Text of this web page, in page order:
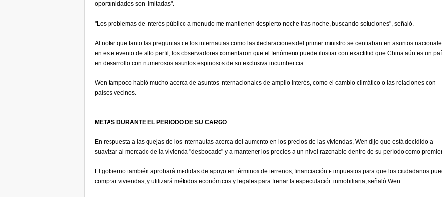
oportunidades son limitadas".
"Los problemas de interés público a menudo me mantienen despierto noche tras noche, buscando soluciones", señaló.
Al notar que tanto las preguntas de los internautas como las declaraciones del primer ministro se centraban en asuntos
en este evento de alto perfil, los observadores comentaron que el fenómeno puede ilustrar con exactitud que China aún es un
en desarrollo con numerosos asuntos espinosos de su exclusiva incumbencia.
Wen tampoco habló mucho acerca de asuntos internacionales de amplio interés, como el cambio climático o las relaciones con
países vecinos.
METAS DURANTE EL PERIODO DE SU CARGO
En respuesta a las quejas de los internautas acerca del aumento en los precios de las viviendas, Wen dijo que está decidido a
suavizar al mercado de la vivienda "desbocado" y a mantener los precios a un nivel razonable dentro de su período como
El gobierno también aprobará medidas de apoyo en términos de terrenos, financiación e impuestos para que los ciudadanos
comprar viviendas, y utilizará métodos económicos y legales para frenar la especulación inmobiliaria, señaló Wen.